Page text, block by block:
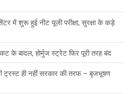
में शुरू हुई नीट यूजी परीक्षा, सुरक्षा के कड़े
के बादल, होर्मुज स्ट्रेट फिर पूरी तरह बंद
ट्रस्ट ही नहीं सरकार की तरफ – बृजभूषण